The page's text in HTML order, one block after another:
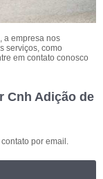
a empresa nos
serviços, como
em contato conosco
Cnh Adição de
por email.